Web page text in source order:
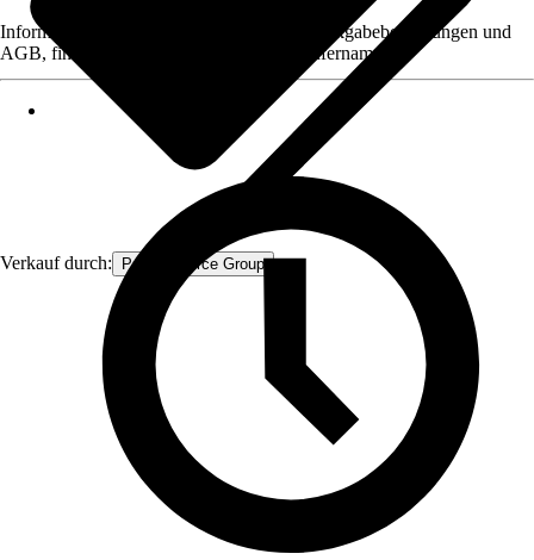
Verkauf durch: Procommerce Group
Informationen des Verkäufers, wie z. B. Rückgabebedingungen und
AGB, finden Sie bei Klick auf den Verkäufernamen.